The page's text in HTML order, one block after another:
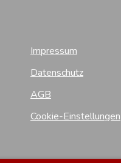
Impressum
Datenschutz
AGB
Cookie-Einstellungen